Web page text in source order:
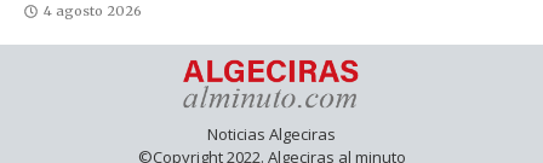
4 agosto 2026
Noticias Algeciras
©Copyright 2022. Algeciras al minuto